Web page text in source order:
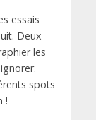
essais
Deux
les
spots
!